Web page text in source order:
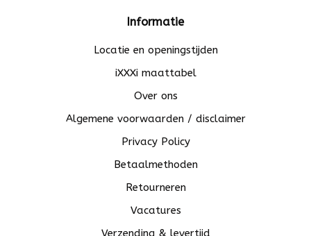
Informatie
Locatie en openingstijden
iXXXi maattabel
Over ons
Algemene voorwaarden / disclaimer
Privacy Policy
Betaalmethoden
Retourneren
Vacatures
Verzending & levertijd